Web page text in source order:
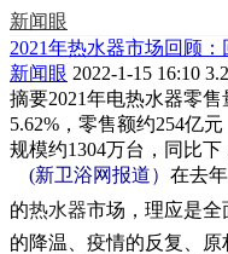
新闻眼
2021年热水器市场回顾
新闻眼 2022-1-15 16:10
摘要2021年电热水器零
5.62%，零售额约254亿
规模约1304万台，同比下
(新卫浴网报道） 在去
的热水器市场，理应是
的降温、疫情的反复、